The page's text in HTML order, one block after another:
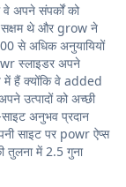
अपने संपर्कों को
सक्षम थे और grow ने
से अधिक अनुयायियों
स्लाइडर अपने
में हैं क्योंकि वे added
उत्पादों को अच्छी
अनुभव प्रदान
साइट पर powr ऐप्स
तुलना में 2.5 गुना